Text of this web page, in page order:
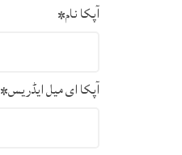
آپکا نام*
آپکا ای میل ایڈریس*